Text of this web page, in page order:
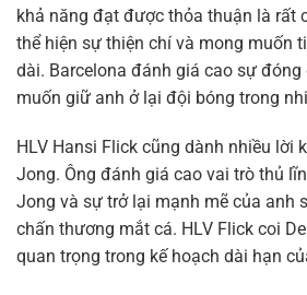
khả năng đạt được thỏa thuận là rất
thể hiện sự thiện chí và mong muốn
dài. Barcelona đánh giá cao sự đóng
muốn giữ anh ở lại đội bóng trong
HLV Hansi Flick cũng dành nhiều lời
Jong. Ông đánh giá cao vai trò thủ
Jong và sự trở lại mạnh mẽ của anh
chấn thương mắt cá. HLV Flick coi
quan trọng trong kế hoạch dài hạn